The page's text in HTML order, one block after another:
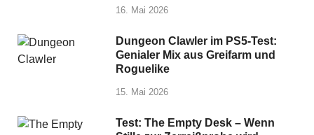
16. Mai 2026
Dungeon Clawler im PS5-Test:
Genialer Mix aus Greifarm und
Roguelike
15. Mai 2026
Test: The Empty Desk – Wenn